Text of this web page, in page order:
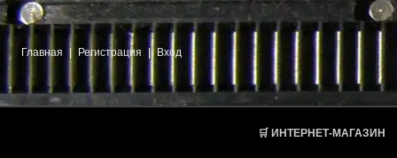
Главная Регистрация | Вход
🛒 ИНТЕРНЕТ-МАГАЗИН